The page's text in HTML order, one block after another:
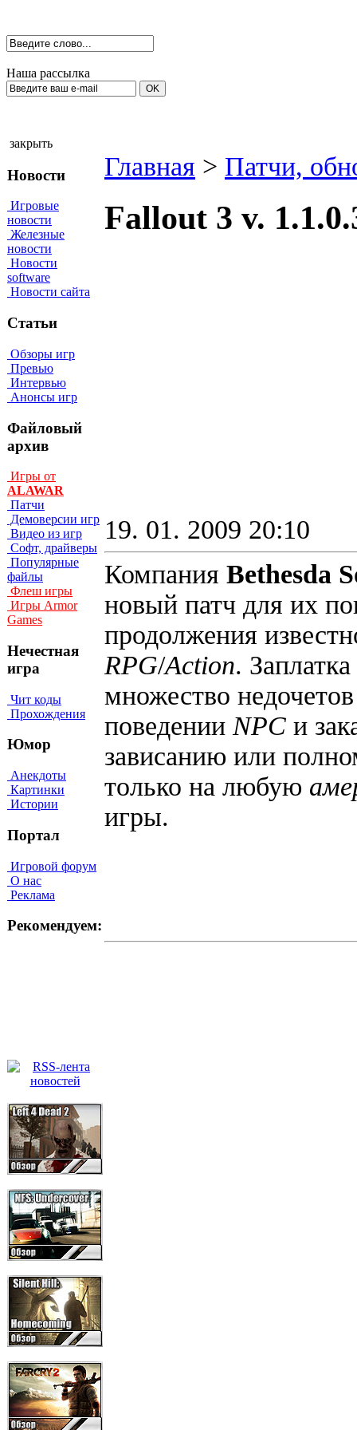
Наша рассылка
закрыть
Новости
Игровые
новости
Железные
новости
Новости
software
Новости сайта
Статьи
Обзоры игр
Превью
Интервью
Анонсы игр
Файловый
архив
Игры от
ALAWAR
Патчи
Демоверсии игр
Видео из игр
Софт, драйверы
Популярные
файлы
Флеш игры
Игры Armor
Games
Нечестная
игра
Чит коды
Прохождения
Юмор
Анекдоты
Картинки
Истории
Портал
Игровой форум
О нас
Реклама
Рекомендуем:
Главная > Патчи,
Fallout 3 v.
19. 01. 2009 20:10
Компания Bethesda
новый патч для их
продолжения
RPG/Action.
множество
поведении NPC и
зависанию или
только на любую
игры.